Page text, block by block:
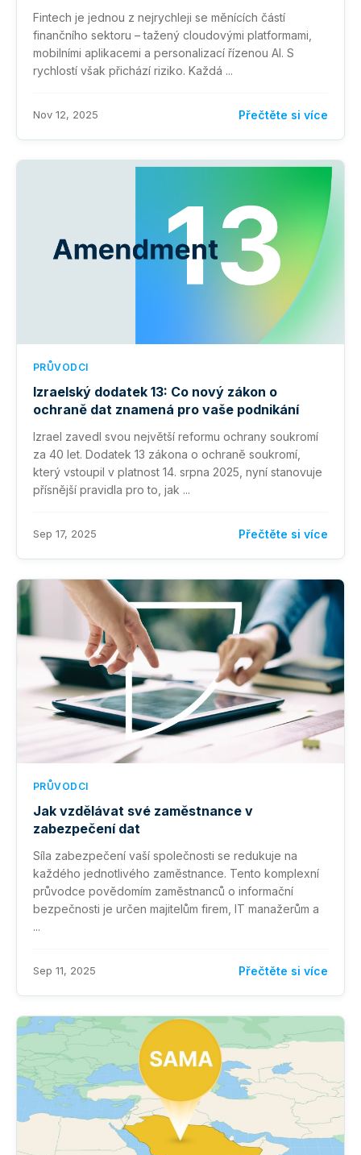
Fintech je jednou z nejrychleji se měnících částí
finančního sektoru – tažený cloudovými platformami,
mobilními aplikacemi a personalizací řízenou AI. S
rychlostí však přichází riziko. Každá ...
Nov 12, 2025 Přečtěte si více
PRŮVODCI
Izraelský dodatek 13: Co nový zákon o
ochraně dat znamená pro vaše podnikání
Izrael zavedl svou největší reformu ochrany soukromí
za 40 let. Dodatek 13 zákona o ochraně soukromí,
který vstoupil v platnost 14. srpna 2025, nyní stanovuje
přísnější pravidla pro to, jak ...
Sep 17, 2025 Přečtěte si více
PRŮVODCI
Jak vzdělávat své zaměstnance v
zabezpečení dat
Síla zabezpečení vaší společnosti se redukuje na
každého jednotlivého zaměstnance. Tento komplexní
průvodce povědomím zaměstnanců o informační
bezpečnosti je určen majitelům firem, IT manažerům a
...
Sep 11, 2025 Přečtěte si více